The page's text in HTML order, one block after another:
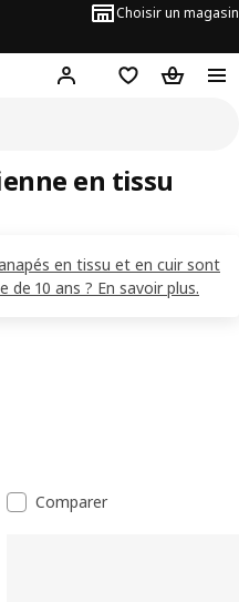
Choisir un magasin
Hej ! Connectez-vous
FavorisPanier
en tissu et en cuir sont
10 ans ? En savoir plus.
en tissu
Comparer